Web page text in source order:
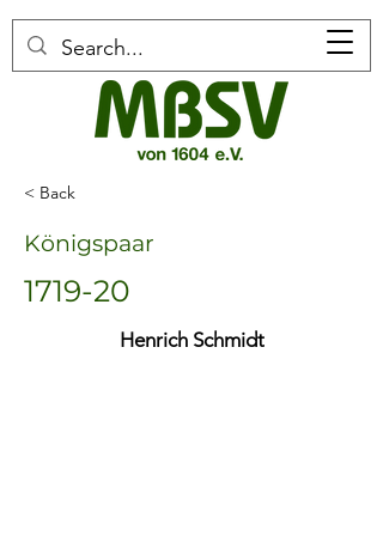
< Back
Königspaar
1719-20
Henrich Schmidt